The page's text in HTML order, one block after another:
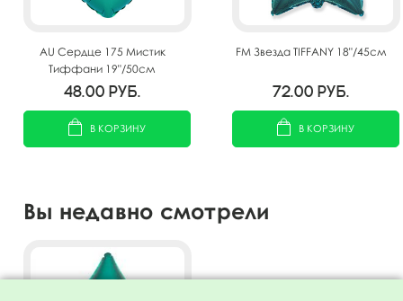
AU Сердце 175 Мистик
Тиффани 19"/50см
48.00 руб.
В КОРЗИНУ
FM Звезда TIFFANY 18"/45см
72.00 руб.
В КОРЗИНУ
Вы недавно смотрели